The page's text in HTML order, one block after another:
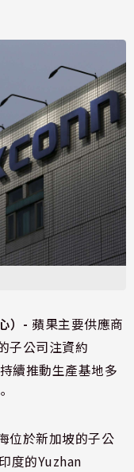
）- 蘋果主要供應商
子公司注資約
續推動生產基地多
位於新加坡的子公
度的Yuzhan